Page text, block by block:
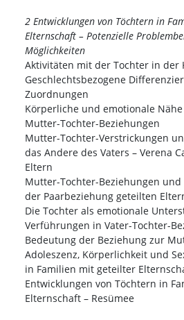
2 Entwicklungen von Töchtern in
Elternschaft – Potenzielle
Möglichkeiten
Aktivitäten mit der Tochter in der
Geschlechtsbezogene
Zuordnungen
Körperliche und emotionale
Mutter-Tochter-Beziehungen
Mutter-Tochter-Verstrickungen
das Andere des Vaters – Verena
Eltern
Mutter-Tochter-Beziehungen
der Paarbeziehung geteilten
Die Tochter als emotionale
Verführungen in Vater-Tochter-
Bedeutung der Beziehung zur
Adoleszenz, Körperlichkeit und
in Familien mit geteilter
Entwicklungen von Töchtern in
Elternschaft – Resümee